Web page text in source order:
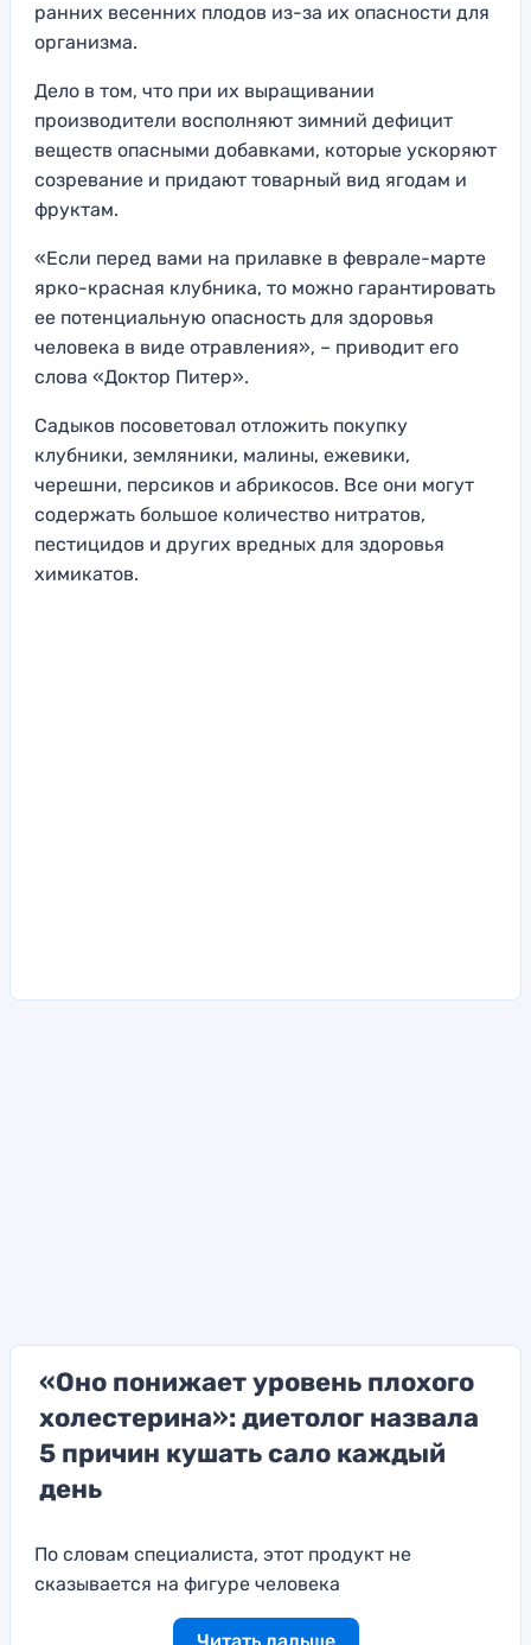
ранних весенних плодов из-за их опасности для
организма.
Дело в том, что при их выращивании
производители восполняют зимний дефицит
веществ опасными добавками, которые ускоряют
созревание и придают товарный вид ягодам и
фруктам.
«Если перед вами на прилавке в феврале-марте
ярко-красная клубника, то можно гарантировать
ее потенциальную опасность для здоровья
человека в виде отравления», – приводит его
слова «Доктор Питер».
Садыков посоветовал отложить покупку
клубники, земляники, малины, ежевики,
черешни, персиков и абрикосов. Все они могут
содержать большое количество нитратов,
пестицидов и других вредных для здоровья
химикатов.
«Оно понижает уровень плохого
холестерина»: диетолог назвала
5 причин кушать сало каждый
день
По словам специалиста, этот продукт не
сказывается на фигуре человека